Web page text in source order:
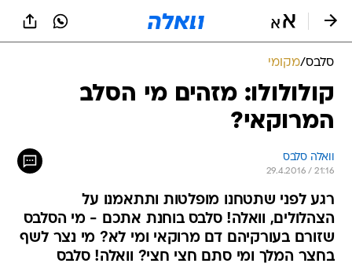
סלבס/מקומי
קולולולו: מזהים מי הסלב
המרוקאי?
וואלה סלבס
29.4.2016 / 21:16
רגע לפני שתטחנו מופלטות ותתאמנו על
הצהלולים, וואלה! סלבס בוחנת אתכם - מי הסלבס
שזורם בעורקיהם דם מרוקאי ומי לא? מי נצר לשף
בחצר המלך ומי סתם חצי חצי? וואלה! סלבס